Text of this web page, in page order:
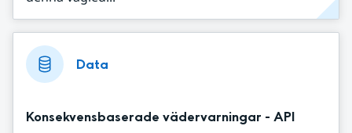
Data
Konsekvensbaserade vädervarningar - API